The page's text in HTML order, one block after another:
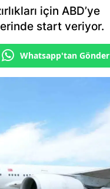
için ABD’ye
start veriyor.
Whatsapp'tan Gönder